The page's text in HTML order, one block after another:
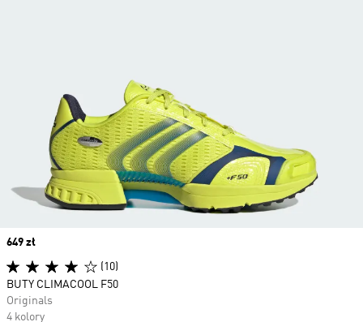
Price
649 zł
(10)
BUTY CLIMACOOL F50
Originals
4 kolory